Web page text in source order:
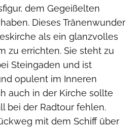
dem Gegeißelten
Dieses Tränenwunder
als ein glanzvolles
zu errichten. Sie steht zu
Steingaden und ist
opulent im Inneren
auch in der Kirche sollte
bei der Radtour fehlen.
mit dem Schiff über